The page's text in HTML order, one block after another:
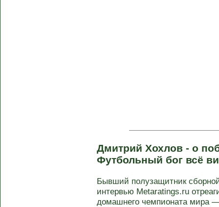
Дмитрий Хохлов - о
Футбольный бог всё
Бывший полузащитник
интервью Metaratings.ru
домашнего чемпионата мира